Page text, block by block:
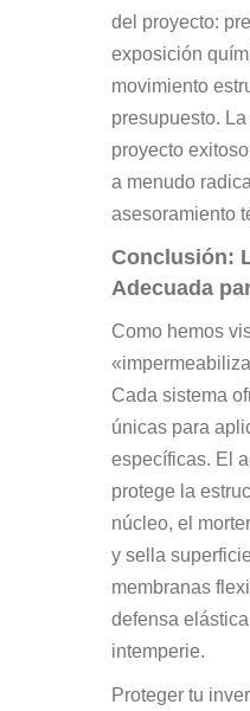
del proyecto:
exposición
movimiento
presupuesto.
proyecto
a menudo
asesoramiento
Conclusión:
Adecuada
Como hemos
Cada sistema
únicas para
específicas. El
protege la
núcleo, el
y sella
membranas
defensa
intemperie.
Proteger tu